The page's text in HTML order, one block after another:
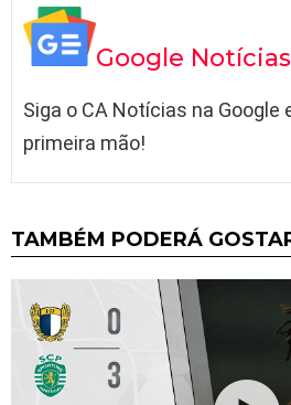
Google Notícias
Siga o CA Notícias na Google
primeira mão!
TAMBÉM PODERÁ